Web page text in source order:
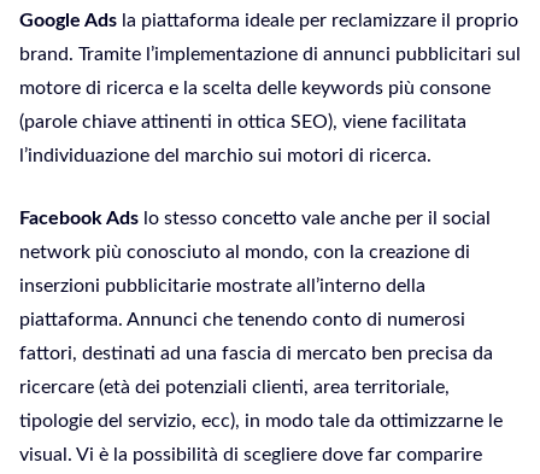
Google Ads la piattaforma ideale per reclamizzare il proprio
brand. Tramite l’implementazione di annunci pubblicitari sul
motore di ricerca e la scelta delle keywords più consone
(parole chiave attinenti in ottica SEO), viene facilitata
l’individuazione del marchio sui motori di ricerca.
Facebook Ads lo stesso concetto vale anche per il social
network più conosciuto al mondo, con la creazione di
inserzioni pubblicitarie mostrate all’interno della
piattaforma. Annunci che tenendo conto di numerosi
fattori, destinati ad una fascia di mercato ben precisa da
ricercare (età dei potenziali clienti, area territoriale,
tipologie del servizio, ecc), in modo tale da ottimizzarne le
visual. Vi è la possibilità di scegliere dove far comparire